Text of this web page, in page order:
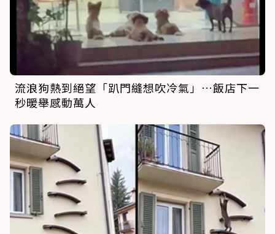
流浪狗熱到絕望「趴門縫想吹冷氣」…飯店下一
秒暖舉感動萬人